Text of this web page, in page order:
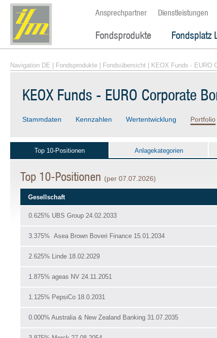
Ansprechpartner Dienstleistungen
Fondsprodukte Fondsplatz
Navigation DE Fondsprodukte Fondsübersicht | KEOX Funds - EURO
KEOX Funds - EURO Corporate
Stammdaten Kennzahlen Wertentwicklung Portfolio
Top 10-Positionen Anlagekategorien
Top 10-Positionen (per 07.07.2026)
Gesellschaft
0.625% UBS Group 24.02.2033
3.375% Asea Brown Boveri Finance 15.01.2034
2.625% Linde 18.02.2029
1.875% ageas NV 24.11.2051
1.125% PepsiCo 18.0.2031
0.000% Australia & New Zealand Banking 31.07.2035